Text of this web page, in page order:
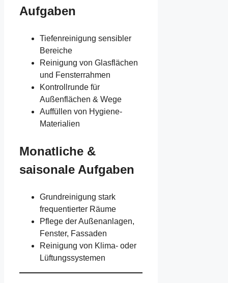
Aufgaben
Tiefenreinigung sensibler
Bereiche
Reinigung von Glasflächen
und Fensterrahmen
Kontrollrunde für
Außenflächen & Wege
Auffüllen von Hygiene-
Materialien
Monatliche &
saisonale Aufgaben
Grundreinigung stark
frequentierter Räume
Pflege der Außenanlagen,
Fenster, Fassaden
Reinigung von Klima- oder
Lüftungssystemen